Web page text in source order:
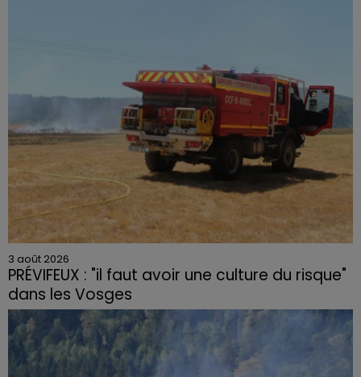
3 août 2026
PRÉVIFEUX : "il faut avoir une culture du risque"
dans les Vosges